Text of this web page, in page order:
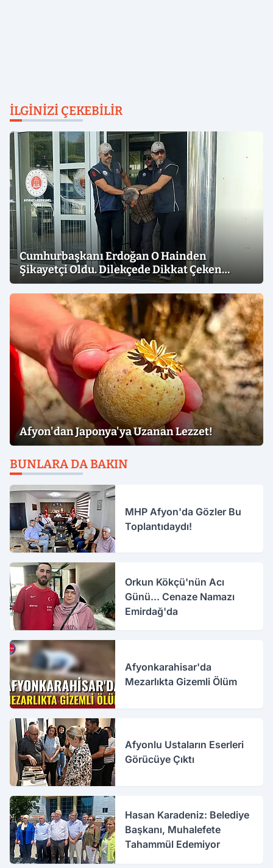
İLGINIZI ÇEKEBILIR
Cumhurbaşkanı Erdoğan O Hainden
Şikayetçi Oldu. Dilekçede Dikkat Çeken
İfadeler
Afyon'dan Japonya'ya Uzanan Lezzet!
BUNLARA DA BAKIN
MHP Afyon'da Gözler Bu
Toplantıdaydı!
Orkun Kökçü'nün Acı
Günü... Cenaze Namazı
Emirdağ'da
Afyonkarahisar'da
Mezarlıkta Gizemli Ölüm
Afyonlu Ustaların Eserleri
Görücüye Çıktı
Hasan Karadeniz: Belediye
Başkanı, Muhalefete
Tahammül Edemiyor